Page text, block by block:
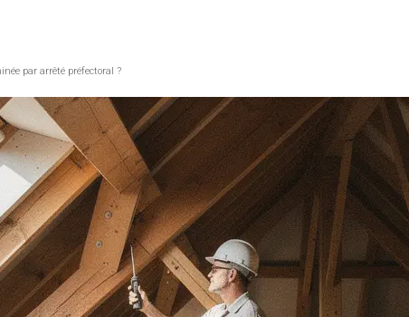
par arrêté préfectoral ?